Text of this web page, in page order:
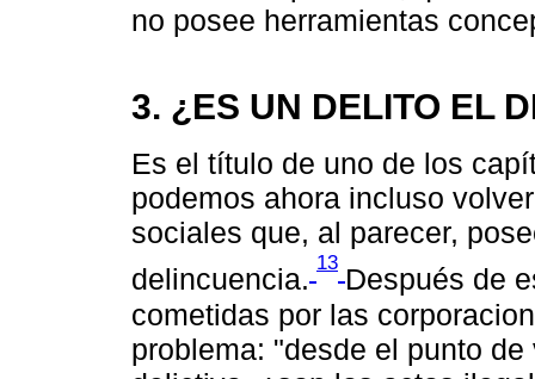
no posee herramientas
3. ¿ES UN DELITO EL
Es el título de uno de los
podemos ahora incluso
sociales que, al parecer,
delincuencia.
13
Después de
cometidas por las
problema: "desde el punto